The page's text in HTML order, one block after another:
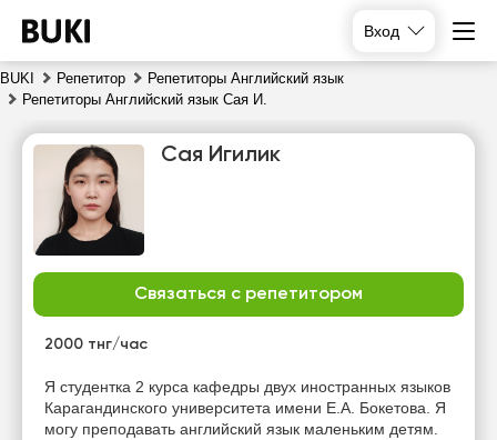
Вход
BUKI Репетитор
Репетиторы Английский язык
Репетиторы Английский язык Сая И.
Сая Игилик
Связаться с репетитором
2000 тнг/час
Я студентка 2 курса кафедры двух иностранных языков
Карагандинского университета имени Е.А. Бокетова. Я
могу преподавать английский язык маленьким детям.
сб
вс
Нет
свободных
часов
Нет
свободных
часов
Нет
свободных
часов
Нет
свободных
часов